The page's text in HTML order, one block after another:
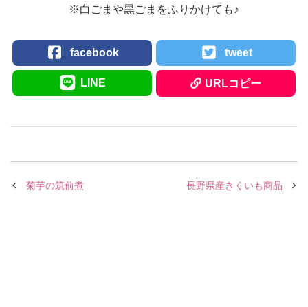
※白ごまや黒ごまをふりかけても♪
facebook tweet
LINE URLコピー
菊芋の筑前煮 長野県産きくいも商品